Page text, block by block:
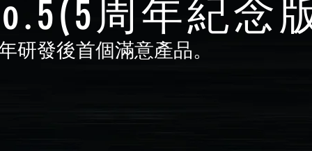
周年紀念
研發後首個滿意產品。